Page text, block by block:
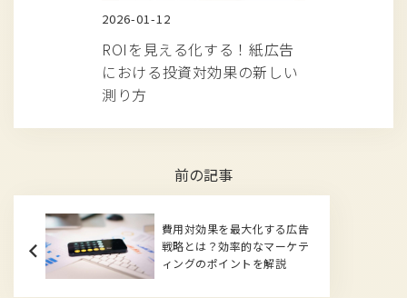
2026-01-12
ROIを見える化する！紙広告
における投資対効果の新しい
測り方
前の記事
費用対効果を最大化する広告
戦略とは？効率的なマーケテ
ィングのポイントを解説